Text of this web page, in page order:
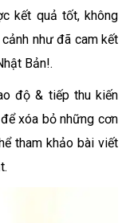
kết quả tốt, không
như đã cam kết
Bản!.
độ & tiếp thu kiến
xóa bỏ những cơn
tham khảo bài viết